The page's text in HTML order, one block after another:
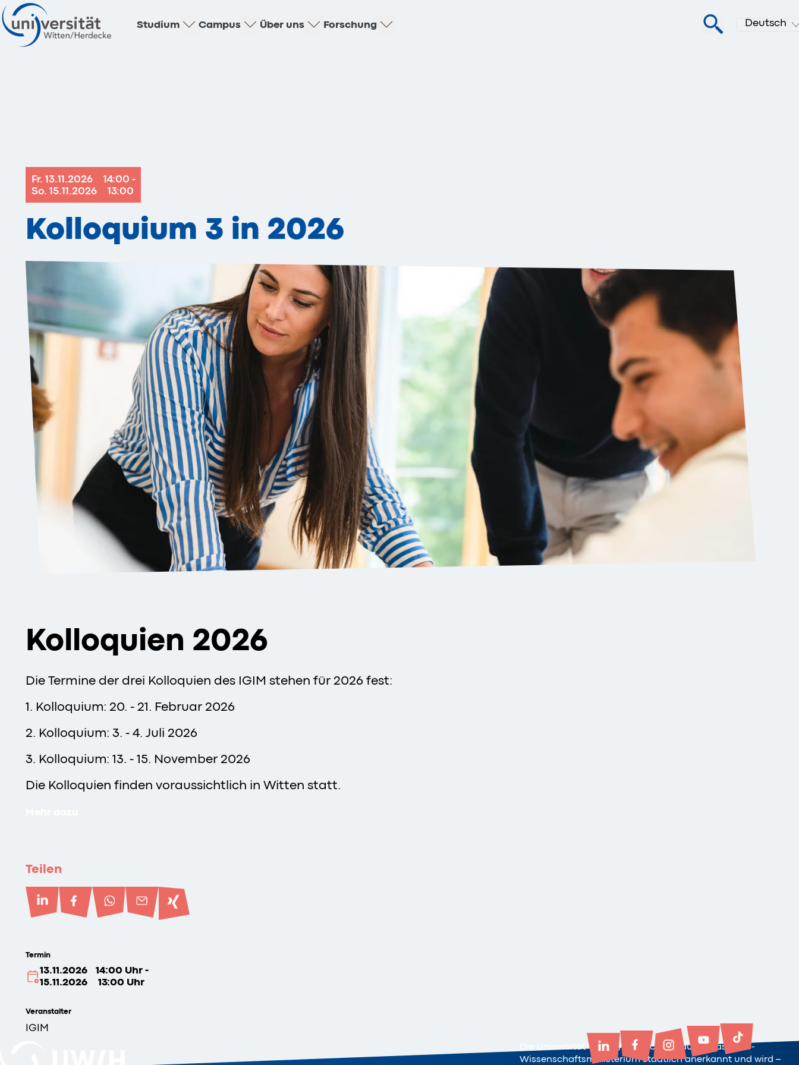
Studium Campus Über uns Forschung Deutsch
Fr. 13.11.2026
14:00 -
So. 15.11.2026
13:00
Kolloquium 3 in 2026
Kolloquien 2026
Die Termine der drei Kolloquien des IGIM stehen für 2026 fest:
1. Kolloquium: 20. - 21. Februar 2026
2. Kolloquium: 3. - 4. Juli 2026
3. Kolloquium: 13. - 15. November 2026
Die Kolloquien finden voraussichtlich in Witten statt.
Teilen
Termin
13.11.2026
14:00 Uhr -
15.11.2026
13:00 Uhr
Veranstalter
IGIM
Die Universität Witten/Herdecke ist durch das NRW-
Wissenschaftsministerium staatlich anerkannt und wird –